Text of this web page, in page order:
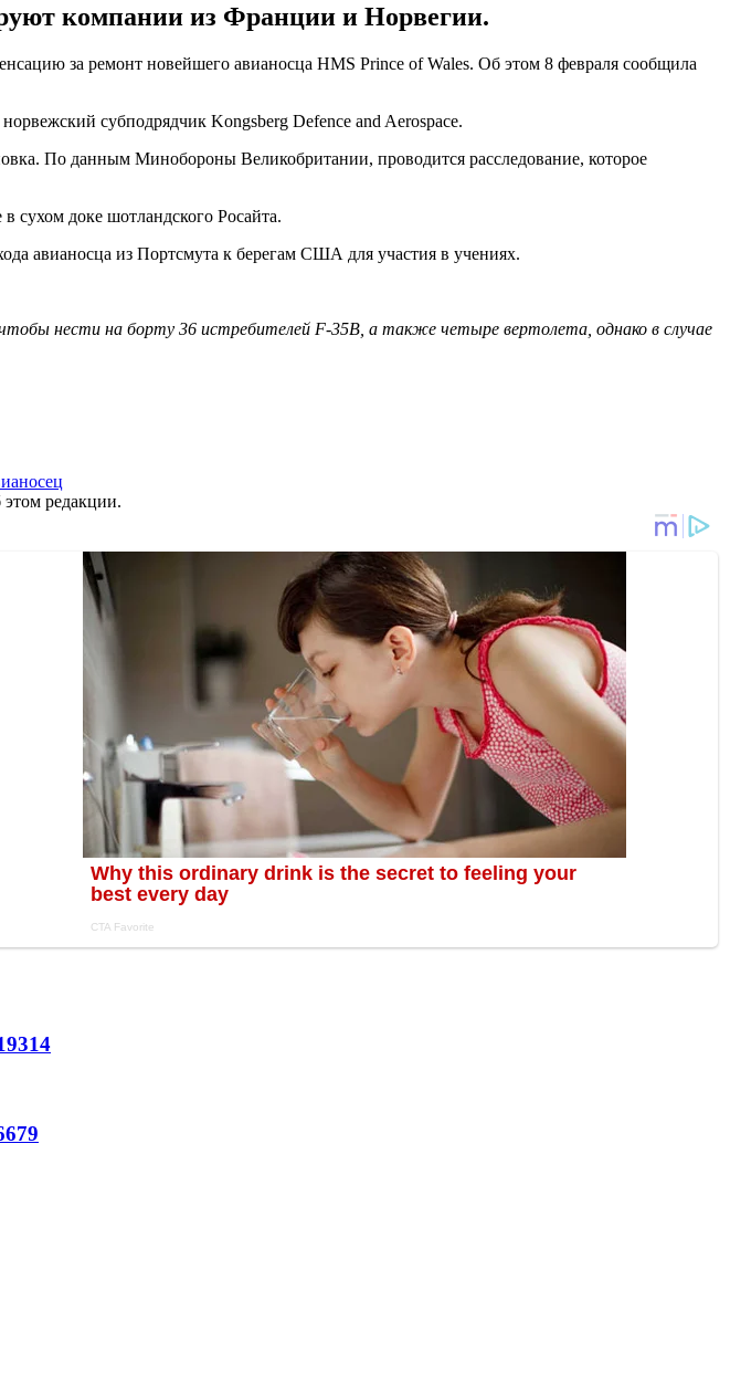
компании из Франции и Норвегии.
за ремонт новейшего авианосца HMS Prince of Wales. Об этом 8 февраля сообщила
субподрядчик Kongsberg Defence and Aerospace.
По данным Минобороны Великобритании, проводится расследование, которое
сухом доке шотландского Росайта.
авианосца из Портсмута к берегам США для участия в учениях.
нести на борту 36 истребителей F-35В, а также четыре вертолета, однако в случае
редакции.